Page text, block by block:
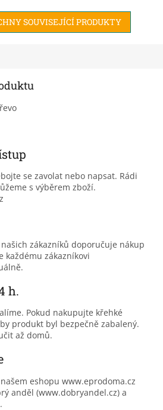
prvek, který umožňuje...
SOUVISEJÍCÍ PRODUKTY
se zavolat nebo napsat. Rádi
s výběrem zboží.
zákazníků doporučuje nákup
každému zákazníkovi
h.
Pokud nakupujte křehké
produkt byl bezpečně zabalený.
až domů.
eshopu www.eprodoma.cz
anděl (www.dobryandel.cz) a